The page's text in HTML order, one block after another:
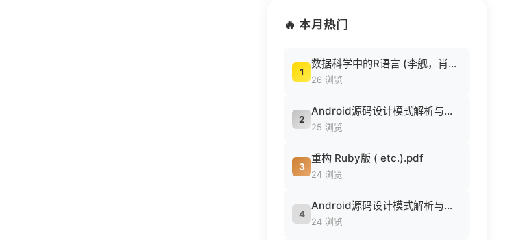
🔥 本月热门
1
数据科学中的R语言 (李舰，肖凯著, 李舰，肖凯著；吴喜之审校, Pdg2Pic).pdf
26 浏览
2
Android源码设计模式解析与实战 (何红辉，关爱民著, 何红辉, 关爱民著, 何红辉, 关爱民).pdf
25 浏览
3
重构 Ruby版 ( etc.).pdf
24 浏览
4
Android源码设计模式解析与实战 (何红辉，关爱民著, 何红辉, 关爱民著, 何红辉, 关爱民).pdf
24 浏览